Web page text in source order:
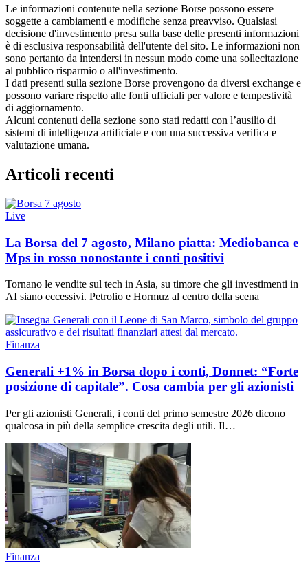
Le informazioni contenute nella sezione Borse possono essere
soggette a cambiamenti e modifiche senza preavviso. Qualsiasi
decisione d'investimento presa sulla base delle presenti informazioni
è di esclusiva responsabilità dell'utente del sito. Le informazioni non
sono pertanto da intendersi in nessun modo come una sollecitazione
al pubblico risparmio o all'investimento.
I dati presenti sulla sezione Borse provengono da diversi exchange e
possono variare rispetto alle fonti ufficiali per valore e tempestività
di aggiornamento.
Alcuni contenuti della sezione sono stati redatti con l’ausilio di
sistemi di intelligenza artificiale e con una successiva verifica e
valutazione umana.
Articoli recenti
Live
La Borsa del 7 agosto, Milano piatta: Mediobanca e
Mps in rosso nonostante i conti positivi
Tornano le vendite sul tech in Asia, su timore che gli investimenti in
AI siano eccessivi. Petrolio e Hormuz al centro della scena
Finanza
Generali +1% in Borsa dopo i conti, Donnet: “Forte
posizione di capitale”. Cosa cambia per gli azionisti
Per gli azionisti Generali, i conti del primo semestre 2026 dicono
qualcosa in più della semplice crescita degli utili. Il…
Finanza